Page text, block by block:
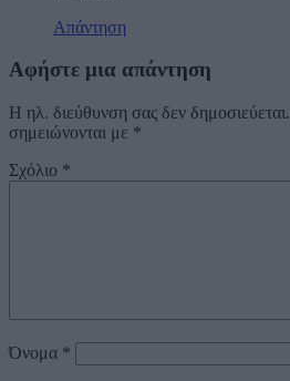
Απάντηση
Αφήστε μια απάντηση
Η ηλ. διεύθυνση σας δεν δημοσιεύεται.
σημειώνονται με *
Σχόλιο *
Όνομα *